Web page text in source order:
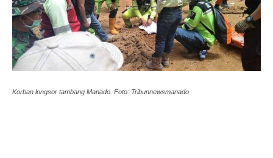
Korban longsor tambang Manado. Foto: Tribunnewsmanado